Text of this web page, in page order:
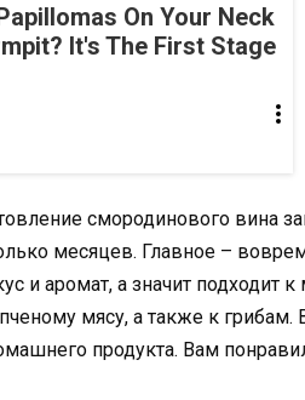
On Your Neck
It's The First Stage
смородинового вина
месяцев. Главное –
и аромат, а значит
мясу, а также к грибам.
продукта. Вам